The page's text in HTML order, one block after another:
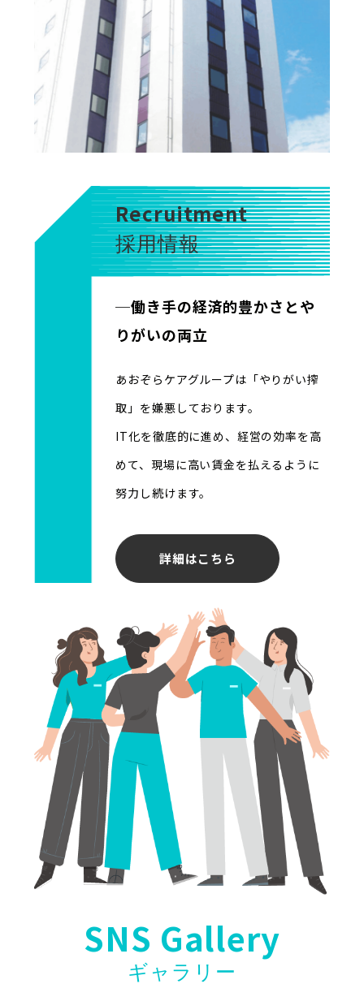
Recruitment
採用情報
─働き手の経済的豊かさとや
りがいの両立
あおぞらケアグループは「やりがい搾
取」を嫌悪しております。
IT化を徹底的に進め、経営の効率を高
めて、現場に高い賃金を払えるように
努力し続けます。
詳細はこちら
SNS Gallery
ギャラリー